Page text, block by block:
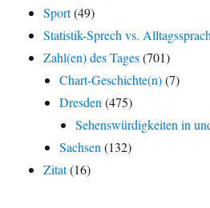
Sport(49)
Statistik-Sprech vs.
Zahl(en) des Tages(701)
Chart-Geschichte(n)(7)
Dresden (475)
Sehenswürdigkeiten in
Sachsen (132)
Zitat(16)